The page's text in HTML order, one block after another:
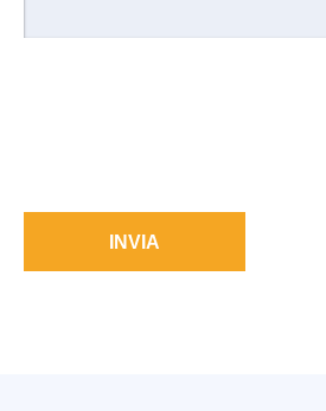
INVIA